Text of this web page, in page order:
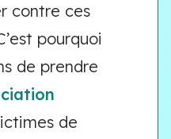
contre ces
pourquoi
de prendre
de